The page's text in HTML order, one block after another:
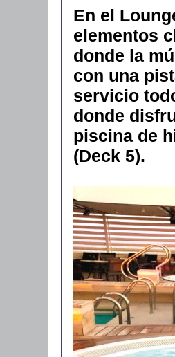
En el
elementos
donde la
con una
servicio
donde
piscina de
(Deck 5).